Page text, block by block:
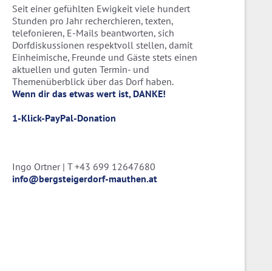
Seit einer gefühlten Ewigkeit viele hundert
Stunden pro Jahr recherchieren, texten,
telefonieren, E-Mails beantworten, sich
Dorfdiskussionen respektvoll stellen, damit
Einheimische, Freunde und Gäste stets einen
aktuellen und guten Termin- und
Themenüberblick über das Dorf haben.
Wenn dir das etwas wert ist, DANKE!
1-Klick-PayPal-Donation
Ingo Ortner | T +43 699 12647680
info@bergsteigerdorf-mauthen.at